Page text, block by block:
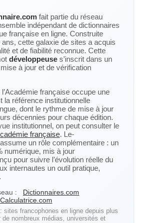
fait partie du réseau
indépendant de dictionnaires
française en ligne. Construite
cette galaxie de sites a acquis
et de fiabilité reconnue. Cette
développeuse s’inscrit dans un
à jour et de vérification
française occupe une
la référence institutionnelle
dont le rythme de mise à jour
décennies pour chaque édition.
institutionnel, on peut consulter le
française. Le-
un rôle complémentaire : un
numérique, mis à jour
pour suivre l’évolution réelle du
internautes un outil pratique,
:
Dictionnaires.com
Calculatrice.com
sites francophones en ligne depuis plus
nombreux médias, universités et